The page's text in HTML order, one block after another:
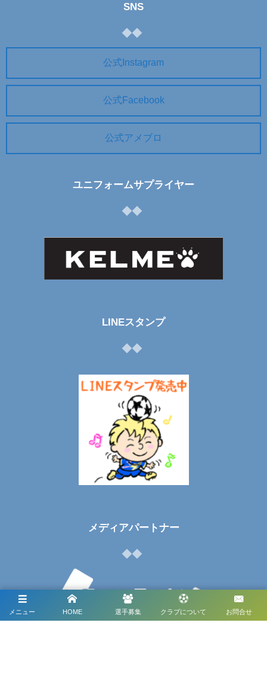
メニュー HOME 選手募集 クラブについて お問合せ
SNS
公式Instagram
公式Facebook
公式アメブロ
ユニフォームサプライヤー
LINEスタンプ
メディアパートナー